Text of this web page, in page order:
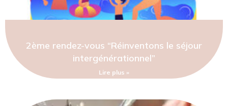
2ème rendez-vous “Réinventons le séjour
intergénérationnel”
Lire plus »